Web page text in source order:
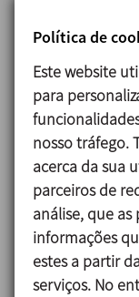
Tamaños
ASTM A269/270
Opções
Juntas en FPM
Otras
Cabezal de
Detectores de
Acabado
Política de
Este website
para
nosso tráfego.
acerca da sua
parceiros de
análise, que
informações
estes a partir
serviços. No